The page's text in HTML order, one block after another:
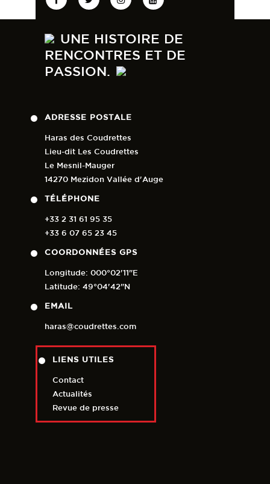
UNE HISTOIRE DE
RENCONTRES ET DE
PASSION.
ADRESSE POSTALE
Haras des Coudrettes
Lieu-dit Les Coudrettes
Le Mesnil-Mauger
14270 Mezidon Vallée d'Auge
TÉLÉPHONE
+33 2 31 61 95 35
+33 6 07 65 23 45
COORDONNÉES GPS
Longitude: 000°02'11"E
Latitude: 49°04'42"N
EMAIL
haras@coudrettes.com
LIENS UTILES
Contact
Actualités
Revue de presse